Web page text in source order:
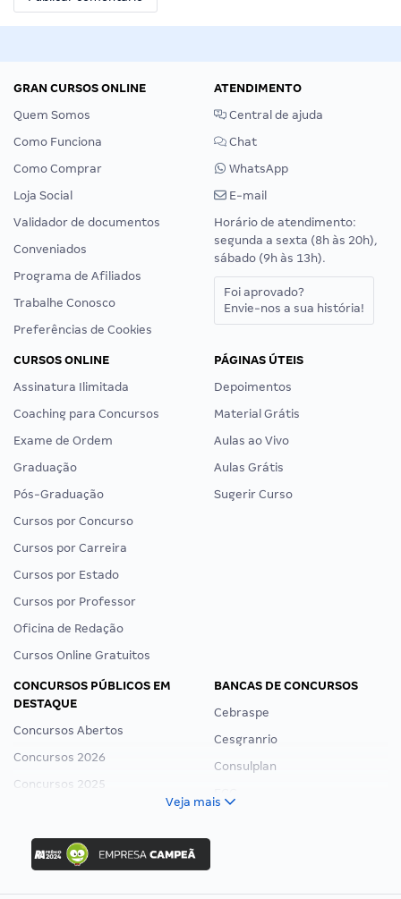
GRAN CURSOS ONLINE
Quem Somos
Como Funciona
Como Comprar
Loja Social
Validador de documentos
Conveniados
Programa de Afiliados
Trabalhe Conosco
Preferências de Cookies
ATENDIMENTO
Central de ajuda
Chat
WhatsApp
E-mail
Horário de atendimento:
segunda a sexta (8h às 20h),
sábado (9h às 13h).
Foi aprovado?
Envie-nos a sua história!
CURSOS ONLINE
Assinatura Ilimitada
Coaching para Concursos
Exame de Ordem
Graduação
Pós-Graduação
Cursos por Concurso
Cursos por Carreira
Cursos por Estado
Cursos por Professor
Oficina de Redação
Cursos Online Gratuitos
PÁGINAS ÚTEIS
Depoimentos
Material Grátis
Aulas ao Vivo
Aulas Grátis
Sugerir Curso
CONCURSOS PÚBLICOS EM
DESTAQUE
Concursos Abertos
Concursos 2026
Concursos 2025
Concurso Ibama
Concurso MPU
Editais publicados
BANCAS DE CONCURSOS
Cebraspe
Cesgranrio
Consulplan
Veja mais